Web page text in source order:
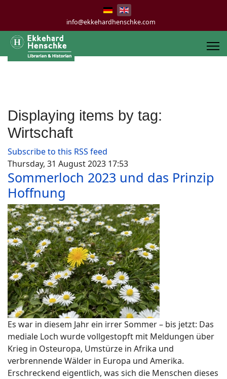
info@ekkehardhenschke.com
Displaying items by tag:
Wirtschaft
Subscribe to this RSS feed
Thursday, 31 August 2023 17:53
Sommerloch 2023 und das Prinzip
Hoffnung
Es war in diesem Jahr ein irrer Sommer – bis jetzt: Das
mediale Loch wurde vollgestopft mit Meldungen über
Krieg in Osteuropa, Umstürze in Afrika und
verbrennende Wälder in Europa und Amerika.
Erschreckend eigentlich, was sich die Menschen dieses